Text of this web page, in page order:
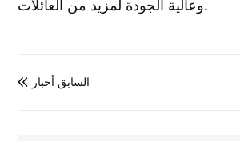
وعالية الجودة لمزيد من العائلات.
 السابق أخبار